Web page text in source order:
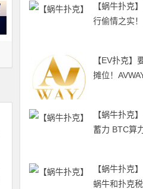
挑逗」让我
克官网】
【蜗牛扑克
行偷情之实
可奈”被小王
【EV扑克】
摊位！
战神！【EV
【蜗牛扑克
蓄力 BTC算
【蜗牛扑克
蜗牛和扑克